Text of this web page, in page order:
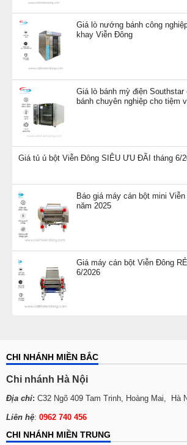
Giá lò nướng bánh công
khay Viễn Đông
Giá lò bánh mỳ điện
bánh chuyên nghiệp cho tiệm
Giá tủ ủ bột Viễn Đông SIÊU ƯU ĐÃI tháng 6/
Báo giá máy cán bột mini
năm 2025
Giá máy cán bột Viễn Đông
6/2026
CHI NHÁNH MIỀN BẮC
Chi nhánh Hà Nội
Địa chỉ: C32 Ngõ 409 Tam Trinh, Hoàng Mai, Hà
Liên hệ: 0962 740 456
CHI NHÁNH MIỀN TRUNG